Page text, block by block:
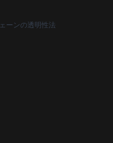
ーンの透明性法